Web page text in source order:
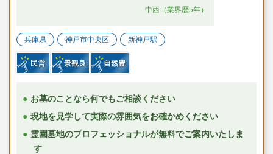
中西（業界歴5年）
兵庫県 神戸市中央区 新神戸駅
民営 景観良 自然豊
お墓のことなら何でもご相談ください
現地を見学して実際の雰囲気をお確かめください
霊園墓地のプロフェッショナルが無料でご案内いたしま
す